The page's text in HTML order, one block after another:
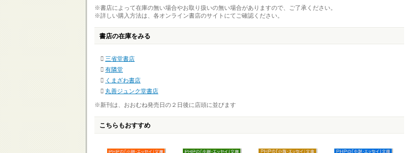
※書店によって在庫の無い場合やお取り扱いの無い場合がありますので、ご了承ください。
※詳しい購入方法は、各オンライン書店のサイトにてご確認ください。
書店の在庫をみる
三省堂書店
有隣堂
くまざわ書店
丸善ジュンク堂書店
※新刊は、おおむね発売日の２日後に店頭に並びます
こちらもおすすめ